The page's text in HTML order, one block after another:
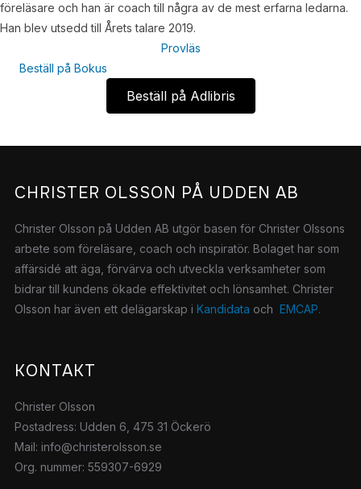
föreläsare och han är coach till några av de mest erfarna ledarna.
Han blev utsedd till Årets talare 2019.
Provläs
Beställ på Bokus
Beställ på Adlibris
CHRISTER OLSSON PÅ UDDEN AB
Christer Olsson på Udden AB utgör basen för Christer Olssons
arbete som föreläsare, coach och inspiratör. Bolaget har som
affärsidé att äga, förvärva och utveckla verksamheter som
bidrar till kundens ökade effektivitet och lönsamhet. Christer
Olsson har även ett delägarskap i Kandidata och EMCAP.
KONTAKT
Christer Olsson
Postadress: Udden 6, 475 31 Öckerö
Mail: info@christerolsson.se
Org. nummer: 559307-6929